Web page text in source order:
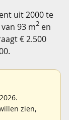
uit 2000 te
93 m2 en
€ 2.500
zien,